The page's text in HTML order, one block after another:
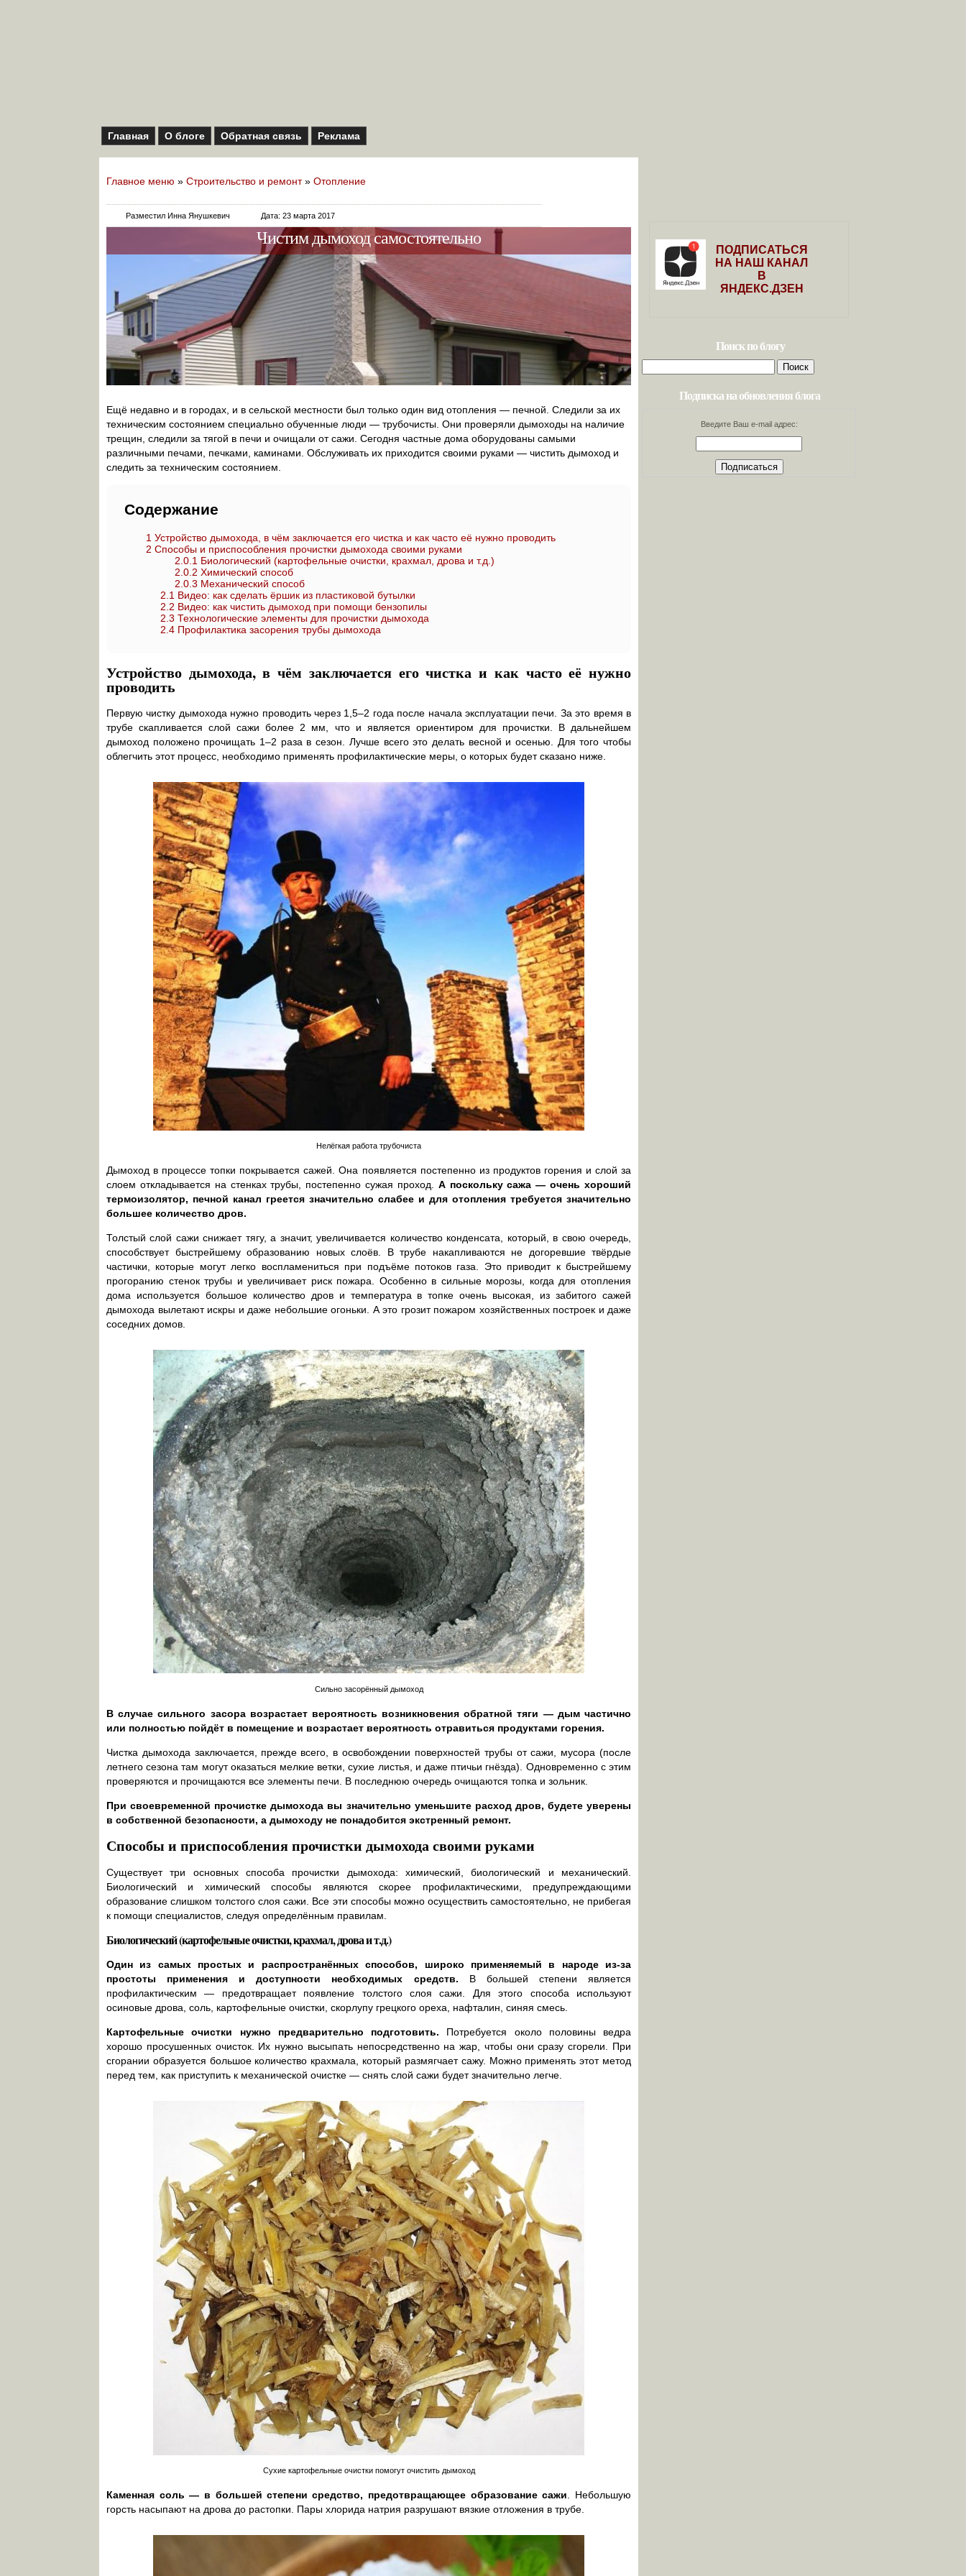
Главная О блоге Обратная связь Реклама
Главное меню » Строительство и ремонт» Отопление
Разместил Инна Янушкевич Дата: 23 марта 2017
Чистим дымоход самостоятельно
Ещё недавно и в городах, и в сельской местности был только один вид отопления — печной. Следили за их
техническим состоянием специально обученные люди — трубочисты. Они проверяли дымоходы на наличие
трещин, следили за тягой в печи и очищали от сажи. Сегодня частные дома оборудованы самыми
различными печами, печками, каминами. Обслуживать их приходится своими руками — чистить дымоход и
следить за техническим состоянием.
Содержание
1 Устройство дымохода, в чём заключается его чистка и как часто её нужно проводить
2 Способы и приспособления прочистки дымохода своими руками
2.0.1 Биологический (картофельные очистки, крахмал, дрова и т.д.)
2.0.2 Химический способ
2.0.3 Механический способ
2.1 Видео: как сделать ёршик из пластиковой бутылки
2.2 Видео: как чистить дымоход при помощи бензопилы
2.3 Технологические элементы для прочистки дымохода
2.4 Профилактика засорения трубы дымохода
Устройство дымохода, в чём заключается его чистка и как часто её нужно
проводить
Первую чистку дымохода нужно проводить через 1,5–2 года после начала эксплуатации печи. За это время в
трубе скапливается слой сажи более 2 мм, что и является ориентиром для прочистки. В дальнейшем
дымоход положено прочищать 1–2 раза в сезон. Лучше всего это делать весной и осенью. Для того чтобы
облегчить этот процесс, необходимо применять профилактические меры, о которых будет сказано ниже.
Нелёгкая работа трубочиста
Дымоход в процессе топки покрывается сажей. Она появляется постепенно из продуктов горения и слой за
слоем откладывается на стенках трубы, постепенно сужая проход. А поскольку сажа — очень хороший
термоизолятор, печной канал греется значительно слабее и для отопления требуется значительно
большее количество дров.
Толстый слой сажи снижает тягу, а значит, увеличивается количество конденсата, который, в свою очередь,
способствует быстрейшему образованию новых слоёв. В трубе накапливаются не догоревшие твёрдые
частички, которые могут легко воспламениться при подъёме потоков газа. Это приводит к быстрейшему
прогоранию стенок трубы и увеличивает риск пожара. Особенно в сильные морозы, когда для отопления
дома используется большое количество дров и температура в топке очень высокая, из забитого сажей
дымохода вылетают искры и даже небольшие огоньки. А это грозит пожаром хозяйственных построек и даже
соседних домов.
Сильно засорённый дымоход
В случае сильного засора возрастает вероятность возникновения обратной тяги — дым частично
или полностью пойдёт в помещение и возрастает вероятность отравиться продуктами горения.
Чистка дымохода заключается, прежде всего, в освобождении поверхностей трубы от сажи, мусора (после
летнего сезона там могут оказаться мелкие ветки, сухие листья, и даже птичьи гнёзда). Одновременно с этим
проверяются и прочищаются все элементы печи. В последнюю очередь очищаются топка и зольник.
При своевременной прочистке дымохода вы значительно уменьшите расход дров, будете уверены
в собственной безопасности, а дымоходу не понадобится экстренный ремонт.
Способы и приспособления прочистки дымохода своими руками
Существует три основных способа прочистки дымохода: химический, биологический и механический.
Биологический и химический способы являются скорее профилактическими, предупреждающими
образование слишком толстого слоя сажи. Все эти способы можно осуществить самостоятельно, не прибегая
к помощи специалистов, следуя определённым правилам.
Биологический (картофельные очистки, крахмал, дрова и т.д.)
Один из самых простых и распространённых способов, широко применяемый в народе из-за
простоты применения и доступности необходимых средств. В большей степени является
профилактическим — предотвращает появление толстого слоя сажи. Для этого способа используют
осиновые дрова, соль, картофельные очистки, скорлупу грецкого ореха, нафталин, синяя смесь.
Картофельные очистки нужно предварительно подготовить. Потребуется около половины ведра
хорошо просушенных очисток. Их нужно высыпать непосредственно на жар, чтобы они сразу сгорели. При
сгорании образуется большое количество крахмала, который размягчает сажу. Можно применять этот метод
перед тем, как приступить к механической очистке — снять слой сажи будет значительно легче.
Сухие картофельные очистки помогут очистить дымоход
Каменная соль — в большей степени средство, предотвращающее образование сажи . Небольшую
горсть насыпают на дрова до растопки. Пары хлорида натрия разрушают вязкие отложения в трубе.
ПОДПИСАТЬСЯ
НА НАШ КАНАЛ
В
ЯНДЕКС.ДЗЕН
Поиск по блогу
Найти:
Подписка на обновления блога
Введите Ваш e-mail адрес: